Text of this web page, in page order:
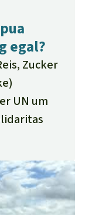
egal?
Zucker
UN um